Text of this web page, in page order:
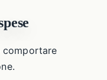
comportare